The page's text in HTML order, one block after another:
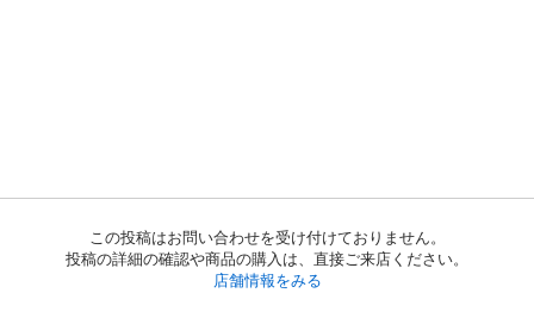
この投稿はお問い合わせを受け付けておりません。
投稿の詳細の確認や商品の購入は、直接ご来店ください。
店舗情報をみる